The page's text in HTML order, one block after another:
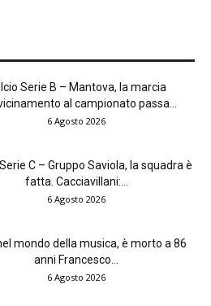
Serie B – Mantova, la marcia
al campionato passa...
6 Agosto 2026
C – Gruppo Saviola, la squadra è
fatta. Cacciavillani:...
6 Agosto 2026
mondo della musica, è morto a 86
anni Francesco...
6 Agosto 2026